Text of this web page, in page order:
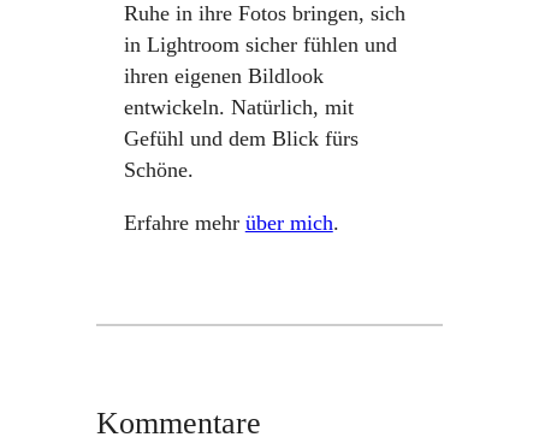
Ruhe in ihre Fotos bringen, sich
in Lightroom sicher fühlen und
ihren eigenen Bildlook
entwickeln. Natürlich, mit
Gefühl und dem Blick fürs
Schöne.
Erfahre mehr über mich.
Kommentare